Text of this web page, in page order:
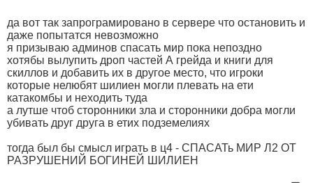
да вот так запрограмировано в сервере что остановить и
даже попытатся невозможно
я призываю админов спасать мир пока непоздно
хотябы вылупить дроп частей А грейда и книги для
скиллов и добавить их в другое место, что игроки
которые нелюбят шилиен могли плевать на ети
катакомбы и неходить туда
а лутше чтоб сторонники зла и сторонники добра могли
убивать друг друга в етих подземелиях
тогда был бы смысл играть в ц4 - СПАСАТь МИР Л2 ОТ
РАЗРУШЕНИЙ БОГИНЕЙ ШИЛИЕН